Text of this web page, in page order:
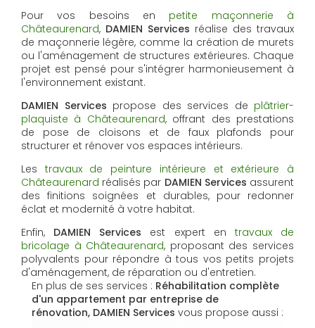
Pour vos besoins en petite maçonnerie à
Châteaurenard, DAMIEN Services réalise des travaux
de maçonnerie légère, comme la création de murets
ou l'aménagement de structures extérieures. Chaque
projet est pensé pour s'intégrer harmonieusement à
l'environnement existant.
DAMIEN Services propose des services de plâtrier-
plaquiste à Châteaurenard, offrant des prestations
de pose de cloisons et de faux plafonds pour
structurer et rénover vos espaces intérieurs.
Les travaux de peinture intérieure et extérieure à
Châteaurenard réalisés par DAMIEN Services assurent
des finitions soignées et durables, pour redonner
éclat et modernité à votre habitat.
Enfin, DAMIEN Services est expert en travaux de
bricolage à Châteaurenard, proposant des services
polyvalents pour répondre à tous vos petits projets
d'aménagement, de réparation ou d'entretien.
En plus de ses services : Réhabilitation complète
d'un appartement par entreprise de
rénovation, DAMIEN Services vous propose aussi :